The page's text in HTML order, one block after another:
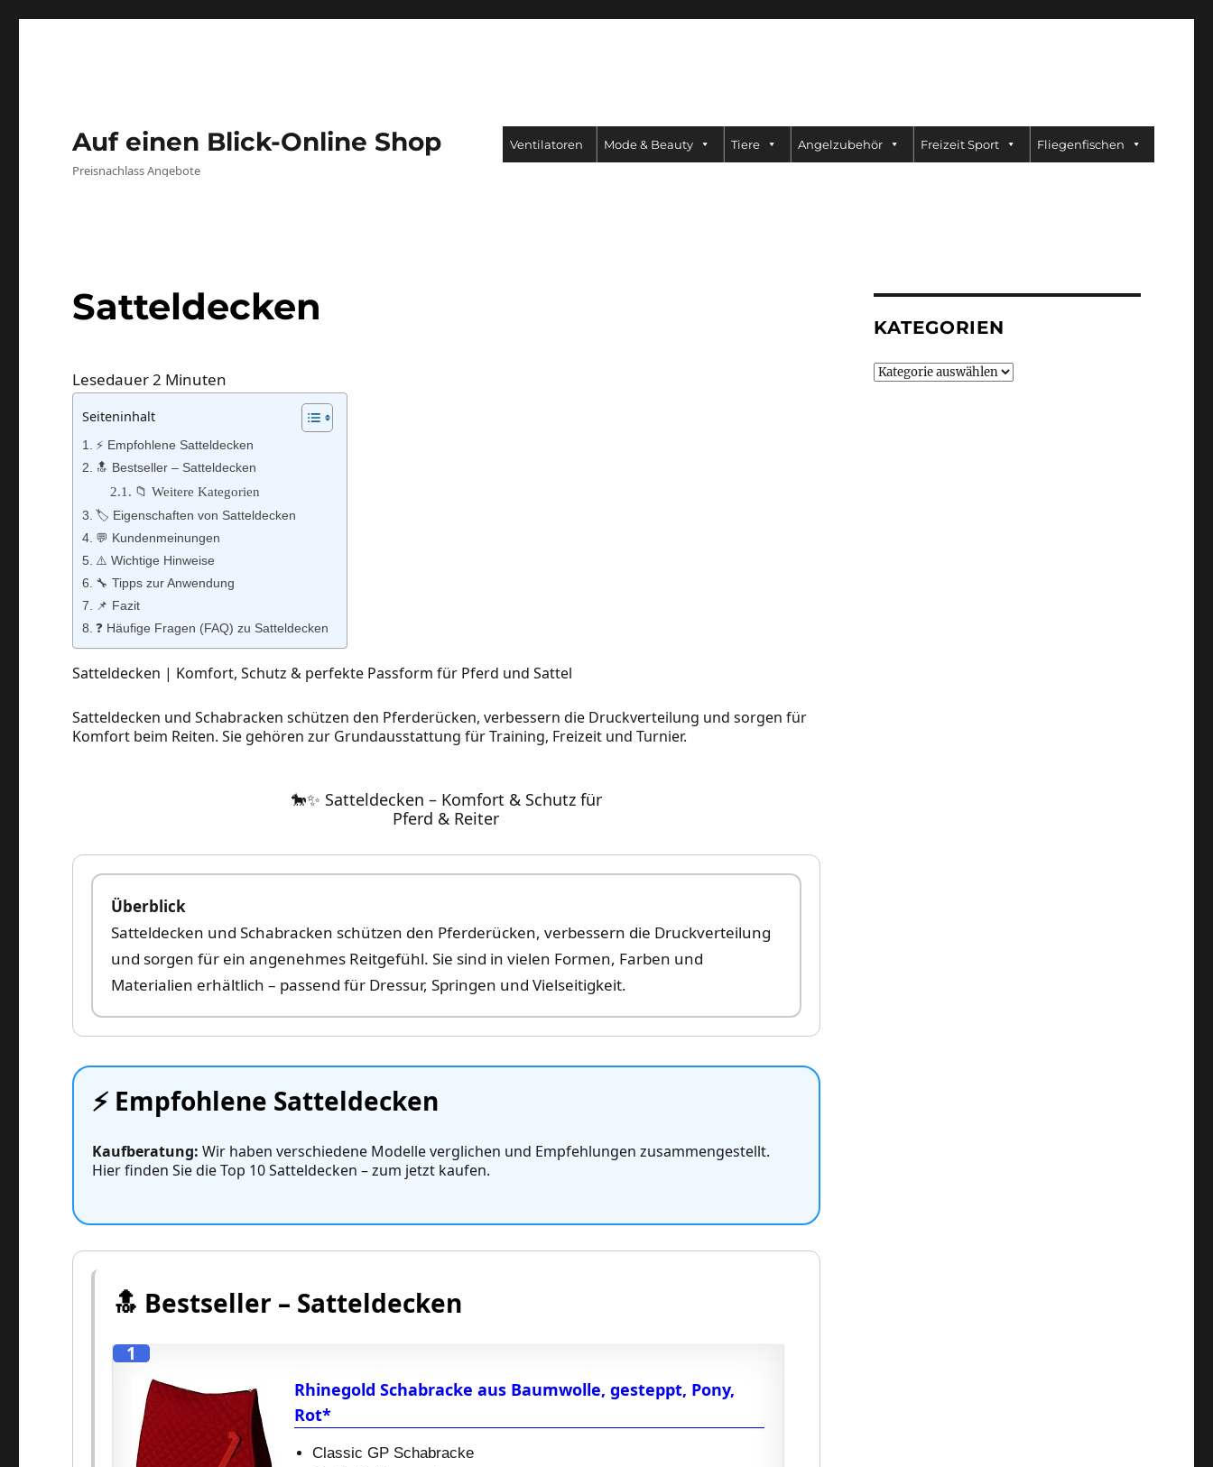
Auf einen Blick-Online Shop
Preisnachlass Angebote
Ventilatoren Mode & Beauty Tiere Angelzubehör Freizeit Sport Fliegenfischen
Satteldecken
Lesedauer2 Minuten
Seiteninhalt
⚡️ Empfohlene Satteldecken
🔝 Bestseller – Satteldecken
📁 Weitere Kategorien
🏷️ Eigenschaften von Satteldecken
💬 Kundenmeinungen
⚠️ Wichtige Hinweise
🔧 Tipps zur Anwendung
📌 Fazit
❓ Häufige Fragen (FAQ) zu Satteldecken
Satteldecken | Komfort, Schutz & perfekte Passform für Pferd und Sattel
Satteldecken und Schabracken schützen den Pferderücken, verbessern die Druckverteilung und sorgen für
Komfort beim Reiten. Sie gehören zur Grundausstattung für Training, Freizeit und Turnier.
🐎✨ Satteldecken – Komfort & Schutz für
Pferd & Reiter
Überblick
Satteldecken und Schabracken schützen den Pferderücken, verbessern die Druckverteilung
und sorgen für ein angenehmes Reitgefühl. Sie sind in vielen Formen, Farben und
Materialien erhältlich – passend für Dressur, Springen und Vielseitigkeit.
⚡️ Empfohlene Satteldecken
Kaufberatung: Wir haben verschiedene Modelle verglichen und Empfehlungen zusammengestellt.
Hier finden Sie die Top 10 Satteldecken – zum jetzt kaufen.
🔝 Bestseller – Satteldecken
1
Rhinegold Schabracke aus Baumwolle, gesteppt, Pony,
Rot*
Classic GP Schabracke
KATEGORIEN
Kategorien